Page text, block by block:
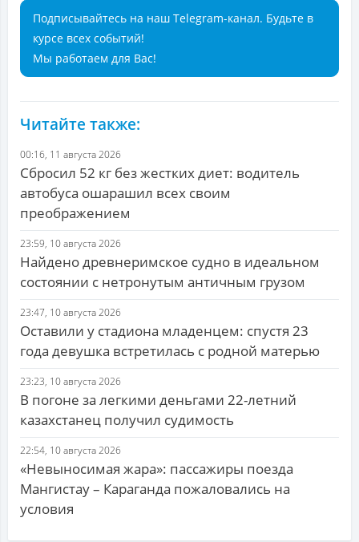
Подписывайтесь на наш Telegram-канал. Будьте в
курсе всех событий!
Мы работаем для Вас!
Читайте также:
00:16, 11 августа 2026
Сбросил 52 кг без жестких диет: водитель
автобуса ошарашил всех своим
преображением
23:59, 10 августа 2026
Найдено древнеримское судно в идеальном
состоянии с нетронутым античным грузом
23:47, 10 августа 2026
Оставили у стадиона младенцем: спустя 23
года девушка встретилась с родной матерью
23:23, 10 августа 2026
В погоне за легкими деньгами 22-летний
казахстанец получил судимость
22:54, 10 августа 2026
«Невыносимая жара»: пассажиры поезда
Мангистау – Караганда пожаловались на
условия